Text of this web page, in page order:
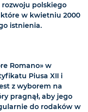
rozwoju polskiego
które w kwietniu 2000
istnienia.
Romano» w
Piusa XII i
z wyborem na
pragnął, aby jego
do rodaków w